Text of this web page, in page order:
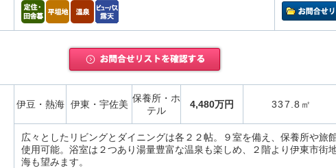
伊豆・熱海 伊東・宇佐美
保養所・ホ
テル
4,480万円 337.8㎡
広々としたリビングとダイニングは各２２帖。９室を備え、保養所や旅
使用可能。浴室は２つあり湯量豊富な温泉も楽しめ、２階より伊東市街
海も望みます。